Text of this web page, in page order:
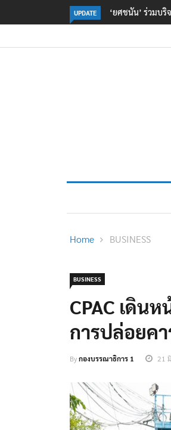
UPDATE ตร. อยู่ระหว่างสอ
Home BUSINESS
BUSINESS
CPAC เดิน
การปล่อยค
Byกองบรรณาธิการ 1 21